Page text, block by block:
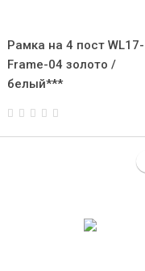
Рамка на 4 пост WL17-
Frame-04 золото /
белый***